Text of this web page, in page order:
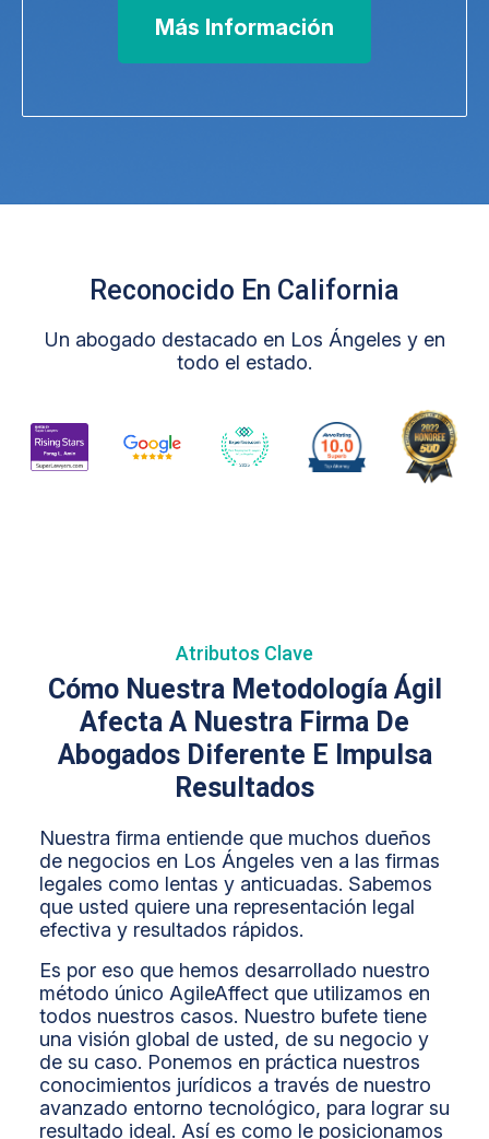
Más Información
Reconocido En California
Un abogado destacado en Los Ángeles y en
todo el estado.
Atributos Clave
Cómo Nuestra Metodología Ágil
Afecta A Nuestra Firma De
Abogados Diferente E Impulsa
Resultados
Nuestra firma entiende que muchos dueños
de negocios en Los Ángeles ven a las firmas
legales como lentas y anticuadas. Sabemos
que usted quiere una representación legal
efectiva y resultados rápidos.
Es por eso que hemos desarrollado nuestro
método único AgileAffect que utilizamos en
todos nuestros casos. Nuestro bufete tiene
una visión global de usted, de su negocio y
de su caso. Ponemos en práctica nuestros
conocimientos jurídicos a través de nuestro
avanzado entorno tecnológico, para lograr su
resultado ideal. Así es como le posicionamos